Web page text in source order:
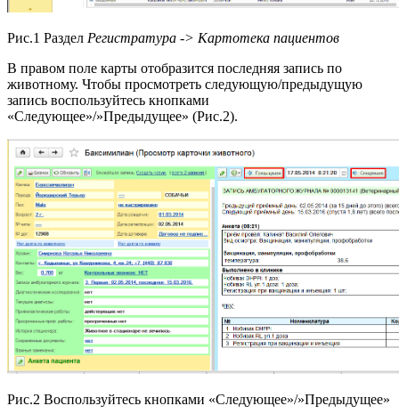
Рис.1 Раздел Регистратура -> Картотека пациентов
В правом поле карты отобразится последняя запись по
животному. Чтобы просмотреть следующую/предыдущую
запись воспользуйтесь кнопками
«Следующее»/»Предыдущее» (Рис.2).
Рис.2 Воспользуйтесь кнопками «Следующее»/»Предыдущее»